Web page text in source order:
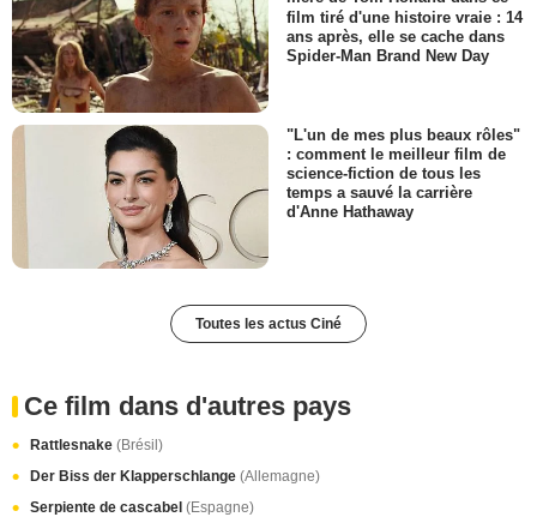
film tiré d'une histoire vraie : 14
ans après, elle se cache dans
Spider-Man Brand New Day
"L'un de mes plus beaux rôles"
: comment le meilleur film de
science-fiction de tous les
temps a sauvé la carrière
d'Anne Hathaway
Toutes les actus Ciné
Ce film dans d'autres pays
Rattlesnake (Brésil)
Der Biss der Klapperschlange (Allemagne)
Serpiente de cascabel (Espagne)